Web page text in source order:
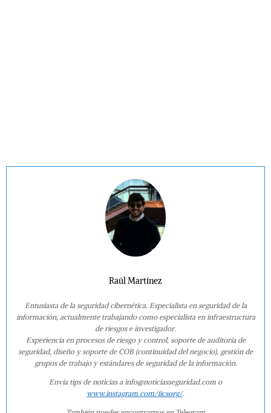
Raúl Martínez
Entusiasta de la seguridad cibernética. Especialista en seguridad de la
información, actualmente trabajando como especialista en infraestructura
de riesgos e investigador.
Experiencia en procesos de riesgo y control, soporte de auditoría de
seguridad, diseño y soporte de COB (continuidad del negocio), gestión de
grupos de trabajo y estándares de seguridad de la información.
Envía tips de noticias a info@noticiasseguridad.com o
www.instagram.com/iicsorg/.